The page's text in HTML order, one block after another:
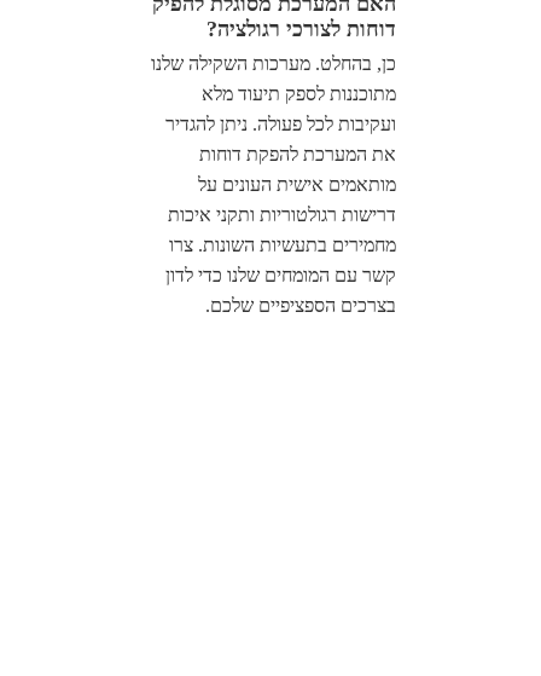
דוחות לצורכי רגולציה?
כן, בהחלט. מערכות השקילה שלנו
מתוכננות לספק תיעוד מלא
ועקיבות לכל פעולה. ניתן להגדיר
את המערכת להפקת דוחות
מותאמים אישית העונים על
דרישות רגולטוריות ותקני איכות
מחמירים בתעשיות השונות. צרו
קשר עם המומחים שלנו כדי לדון
בצרכים הספציפיים שלכם.